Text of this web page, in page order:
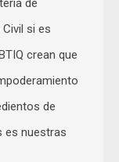
de
si es
crean que
de
es nuestras